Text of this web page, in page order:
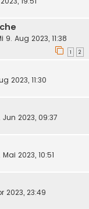
9. Aug 2023, 11:38
1 2
2023, 11:30
Jun 2023, 09:37
2023, 10:51
2023, 23:49